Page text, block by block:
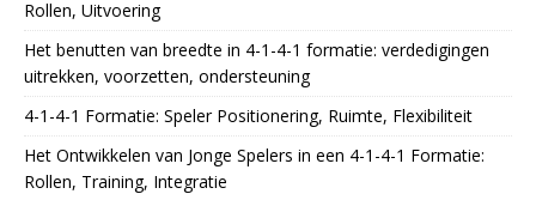
Rollen, Uitvoering
Het benutten van breedte in 4-1-4-1 formatie: verdedigingen
uitrekken, voorzetten, ondersteuning
4-1-4-1 Formatie: Speler Positionering, Ruimte, Flexibiliteit
Het Ontwikkelen van Jonge Spelers in een 4-1-4-1 Formatie:
Rollen, Training, Integratie